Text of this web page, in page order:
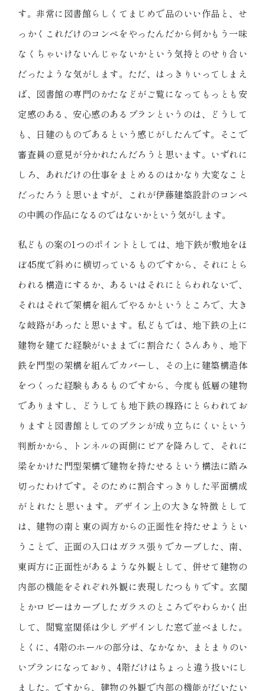
す。非常に図書館らしくてまじめで品のいい作品と、せ
っかくこれだけのコンペをやったんだから何かもう一味
なくちゃいけないんじゃないかという気持とのせり合い
だったような気がします。ただ、はっきりいってしまえ
ば、図書館の専門のかたなどがご覧になってもっとも安
定感のある、安心感のあるプランというのは、どうして
も、日建のものであるという感じがしたんです。そこで
審査員の意見が分かれたんだろうと思います。いずれに
しろ、あれだけの仕事をまとめるのはかなり大変なこと
だったろうと思いますが、これが伊藤建築設計のコンペ
の中興の作品になるのではないかという気がします。
私どもの案の1つのポイントとしては、地下鉄が敷地をほ
ぼ45度で斜めに横切っているものですから、それにとら
われる構造にするか、あるいはそれにとらわれないで、
それはそれで架構を組んでやるかというところで、大き
な岐路があったと思います。私どもでは、地下鉄の上に
建物を建てた経験がいままでに割合たくさんあり、地下
鉄を門型の架構を組んでカバーし、その上に建築構造体
をつくった経験もあるものですから、今度も低層の建物
でありますし、どうしても地下鉄の線路にとらわれてお
りますと図書館としてのプランが成り立ちにくいという
判断かから、トンネルの両側にピアを降ろして、それに
梁をかけた門型架構で建物を持たせるという構法に踏み
切ったわけです。そのために割合すっきりした平面構成
がとれたと思います。デザイン上の大きな特徴として
は、建物の南と東の両方からの正面性を持たせようとい
うことで、正面の入口はガラス張りでカーブした、南、
東両方に正面性があるような外観として、併せて建物の
内部の機能をそれぞれ外観に表現したつもりです。玄関
とかロビーはカーブしたガラスのところでやわらかく出
して、閲覧室関係は少しデザインした窓で並べました。
とくに、4階のホールの部分は、なかなか、まとまりのい
いプランになっており、4階だけはちょっと違う扱いにし
ました。ですから、建物の外観で内部の機能がだいたい